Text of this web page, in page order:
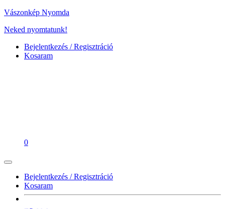
Vászonkép Nyomda
Neked nyomtatunk!
Bejelentkezés / Regisztráció
Kosaram
0
Bejelentkezés / Regisztráció
Kosaram